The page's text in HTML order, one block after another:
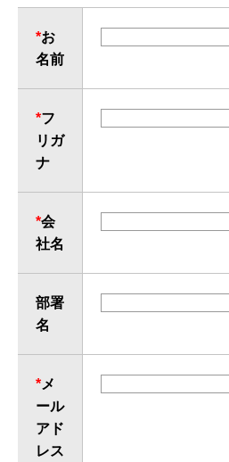
*お
名前
*フ
リガ
ナ
*会
社名
部署
名
*メ
ール
アド
レス